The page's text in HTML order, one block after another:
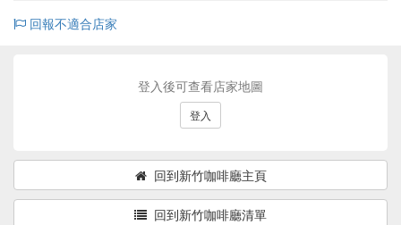
回報不適合店家
登入後可查看店家地圖
登入
回到新竹咖啡廳主頁
回到新竹咖啡廳清單